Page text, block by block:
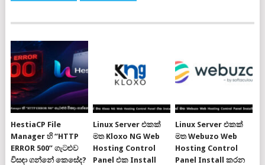
HestiaCP File
Manager හි “HTTP
ERROR 500” ගැටළුව
විසඳා ගන්නේ කෙසේද?
Linux Server එකක්
මත Kloxo NG Web
Hosting Control
Panel එක Install
Linux Server එකක්
මත Webuzo Web
Hosting Control
Panel Install කරන